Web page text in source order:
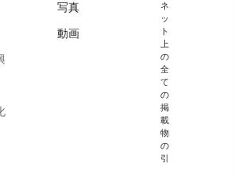
写真
動画
ネ
ッ
ト
上
の
全
て
の
掲
載
物
の
引